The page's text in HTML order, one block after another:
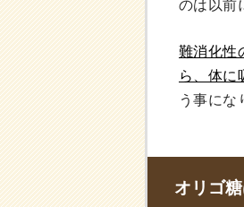
のは以前
難消化性
ら、体に
う事にな
オリゴ